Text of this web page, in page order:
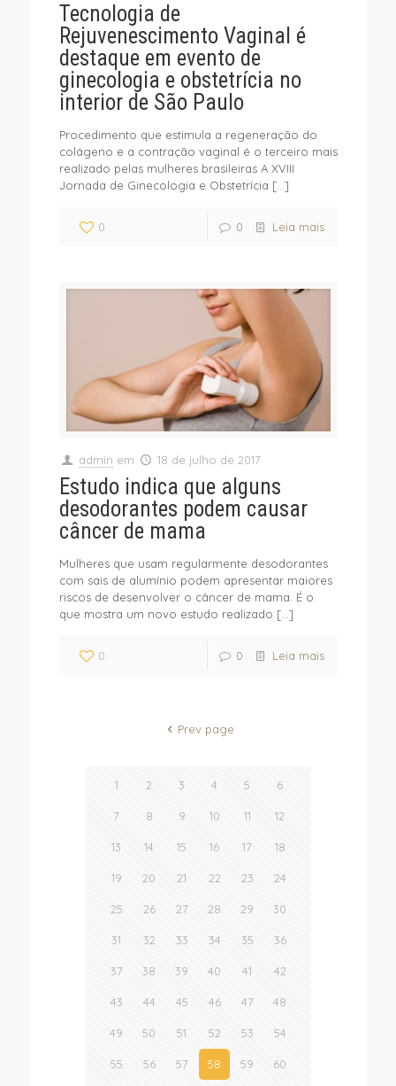
Tecnologia de
Rejuvenescimento Vaginal é
destaque em evento de
ginecologia e obstetrícia no
interior de São Paulo
Procedimento que estimula a regeneração do
colágeno e a contração vaginal é o terceiro mais
realizado pelas mulheres brasileiras A XVIII
Jornada de Ginecologia e Obstetrícia […]
0 0 Leia mais
admin em 18 de julho de 2017
Estudo indica que alguns
desodorantes podem causar
câncer de mama
Mulheres que usam regularmente desodorantes
com sais de alumínio podem apresentar maiores
riscos de desenvolver o câncer de mama. É o
que mostra um novo estudo realizado […]
0 0 Leia mais
Prev page
1 2 3 4 5 6
7 8 9 10 11 12
13 14 15 16 17 18
19 20 21 22 23 24
25 26 27 28 29 30
31 32 33 34 35 36
37 38 39 40 41 42
43 44 45 46 47 48
49 50 51 52 53 54
55 56 57 58 59 60